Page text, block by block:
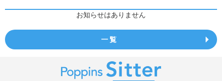
お知らせはありません
一覧